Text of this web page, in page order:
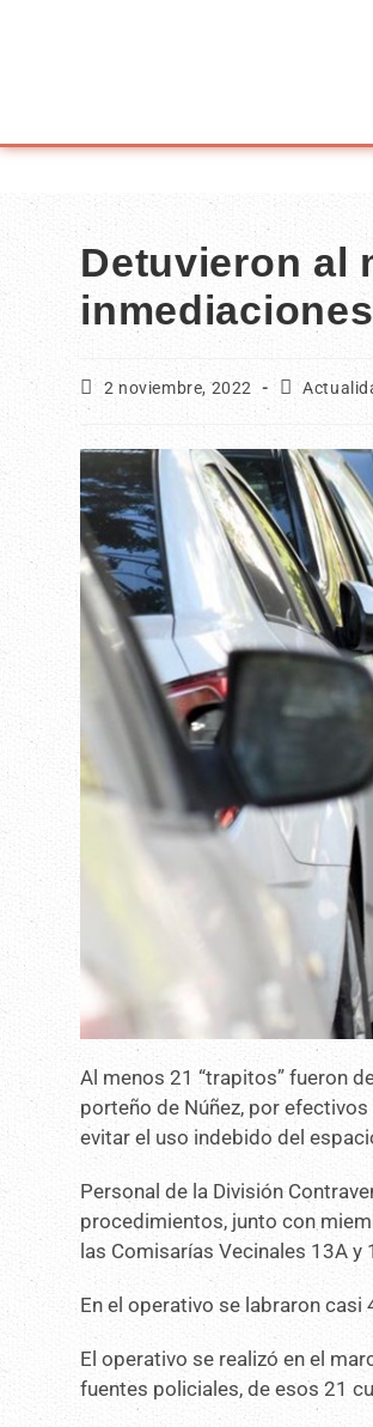
Detuvieron al
2 noviembre, 2022
Al menos 21 “trapitos” fueron
porteño de Núñez, por
evitar el uso indebido del
Personal de la División
procedimientos, junto con
las Comisarías Vecinales 13A y
En el operativo se labraron casi
El operativo se realizó en el
fuentes policiales, de esos 21